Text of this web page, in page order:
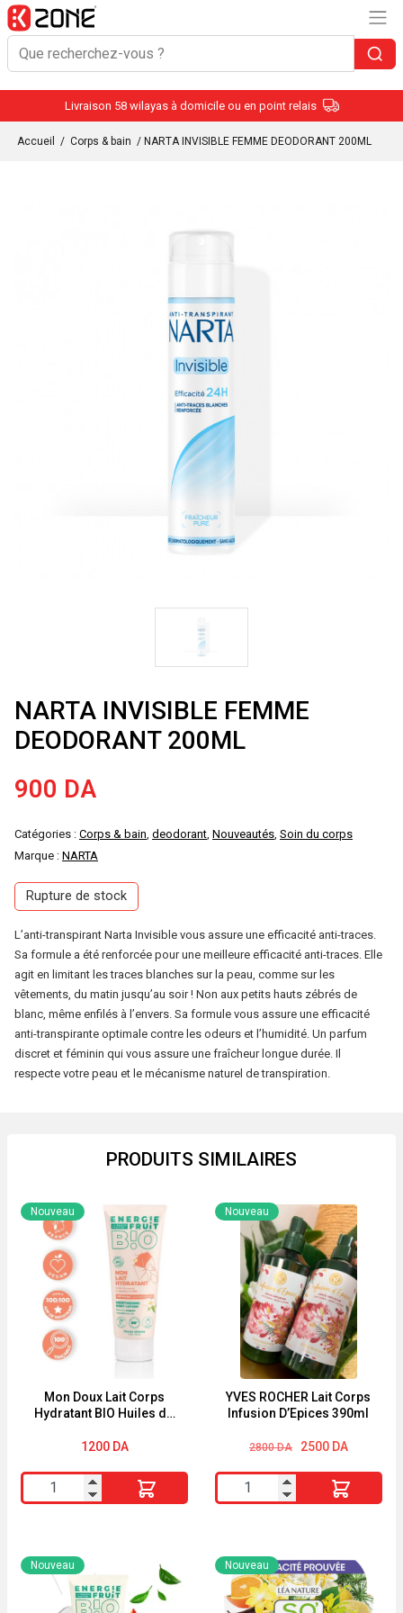
Livraison 58 wilayas à domicile ou en point relais
Accueil / Corps & bain / NARTA INVISIBLE FEMME DEODORANT 200ML
NARTA INVISIBLE FEMME
DEODORANT 200ML
900 DA
Catégories : Corps & bain, deodorant, Nouveautés, Soin du corps
Marque : NARTA
Rupture de stock
L’anti-transpirant Narta Invisible vous assure une efficacité anti-traces.
Sa formule a été renforcée pour une meilleure efficacité anti-traces. Elle
agit en limitant les traces blanches sur la peau, comme sur les
vêtements, du matin jusqu’au soir ! Non aux petits hauts zébrés de
blanc, même enfilés à l’envers. Sa formule vous assure une efficacité
anti-transpirante optimale contre les odeurs et l’humidité. Un parfum
discret et féminin qui vous assure une fraîcheur longue durée. Il
respecte votre peau et le mécanisme naturel de transpiration.
PRODUITS SIMILAIRES
Mon Doux Lait Corps
Hydratant BIO Huiles de
200ml Energie Fruit
Nouveau
1200 DA
quantité
de
Doux
Lait
YVES ROCHER Lait Corps
Infusion D’Epices 390ml
Nouveau
2800DA
Le
initial
était :
2800 DA.
2500 DA
Le
actuel
est :
2500 DA.
quantité
de
ROCHER
Lait
Corps
Nouveau Nouveau